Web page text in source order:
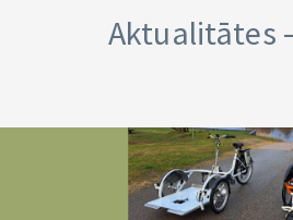
Aktualitātes